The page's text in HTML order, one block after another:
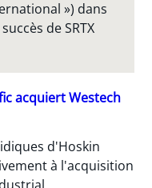
») dans
de SRTX
acquiert Westech
d'Hoskin
à l'acquisition